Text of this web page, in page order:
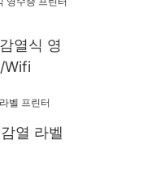
USB+BT
열식 영
Wifi
열 라벨